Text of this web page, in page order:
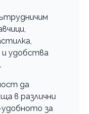
удобства
да
в различни
удобното за